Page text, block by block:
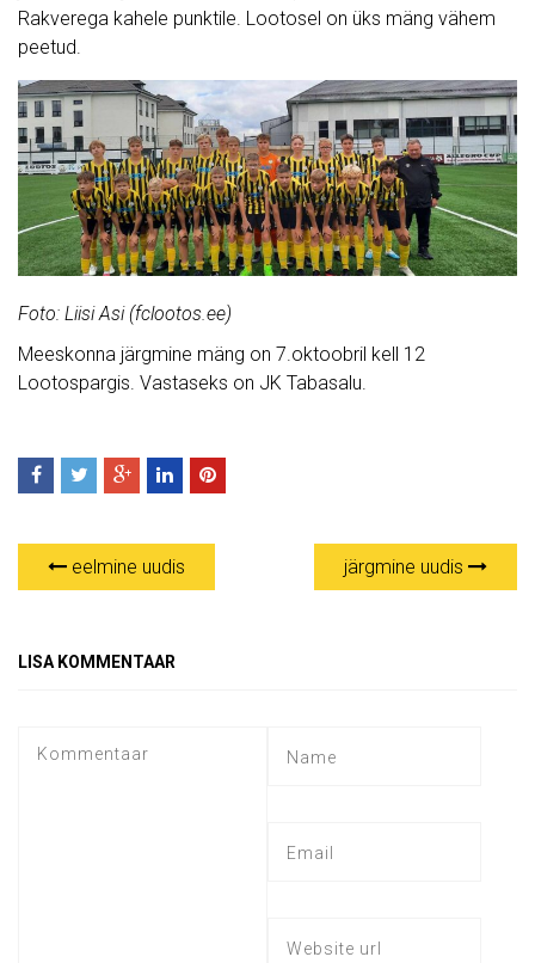
Rakverega kahele punktile. Lootosel on üks mäng vähem
peetud.
Foto: Liisi Asi (fclootos.ee)
Meeskonna järgmine mäng on 7.oktoobril kell 12
Lootospargis. Vastaseks on JK Tabasalu.
eelmine uudis järgmine uudis
LISA KOMMENTAAR